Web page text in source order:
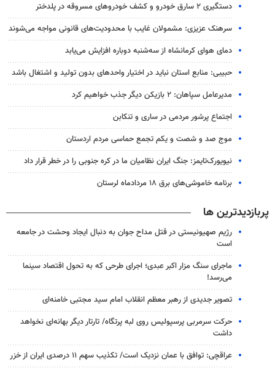
دستگیری ۲ سارق خودرو و کشف خودروهای مسروقه در پلدختر
سرهنک عزیزی: مشمولان غایب با محدودیت‌های قانونی مواجه می‌شوند
دمای هوای کرمانشاه از سه‌شنبه دوباره افزایش می‌یابد
حبیبی: منابع استان نباید در اختیار واحدهای بدون تولید و اشتغال باشد
مدیرعامل سپاهان: ۲ بازیکن دیگر جذب خواهیم کرد
اجتماع پرشور مردمی در ساری و تنکابن
موج صد و شصت و یکم تجمع حماسی مردم اردستان
نیویورک‌تایمز: جنگ ایران نظامیان ما در کره جنوبی را در خطر قرار داد
برنامه خاموشی‌های برق ۱۸ مردادماه لرستان
پربازدیدترین ها
رژیم صهیونیستی در قتل مداح جوان به دنبال ایجاد وحشت در جامعه
است
ماجرای سنگ مزار اکبر عبدی؛ اجرای طرحی که به تحول اقتصاد سینما
می‌رسد!
تصویر جدیدی از رهبر معظم انقلاب امام سید مجتبی خامنه‌ای
حرکت سرمربی پرسپولیس روی لبه پرتگاه/ تارتار دیگر بهانه‌ای نخواهد
داشت
عراقچی: توافق با عمان نزدیک است/ تکذیب سهم ۱۱ درصدی ایران از خزر